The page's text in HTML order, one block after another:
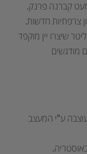
מודגשים
ע"י המעצב